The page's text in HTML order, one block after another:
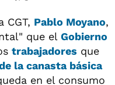
CGT, Pablo Moyano,
que el Gobierno
trabajadores que
la canasta básica
en el consumo